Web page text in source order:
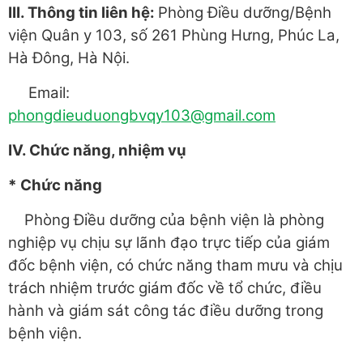
III. Thông tin liên hệ: Phòng Điều dưỡng/Bệnh
viện Quân y 103, số 261 Phùng Hưng, Phúc La,
Hà Đông, Hà Nội.
Email:
phongdieuduongbvqy103@gmail.com
IV. Chức năng, nhiệm vụ
* Chức năng
Phòng Điều dưỡng của bệnh viện là phòng
nghiệp vụ chịu sự lãnh đạo trực tiếp của giám
đốc bệnh viện, có chức năng tham mưu và chịu
trách nhiệm trước giám đốc về tổ chức, điều
hành và giám sát công tác điều dưỡng trong
bệnh viện.